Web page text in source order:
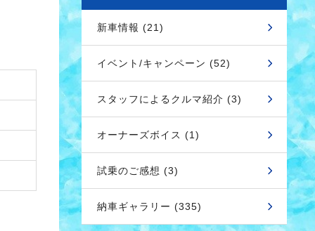
新車情報 (21)
イベント/キャンペーン (52)
スタッフによるクルマ紹介 (3)
オーナーズボイス (1)
試乗のご感想 (3)
納車ギャラリー (335)